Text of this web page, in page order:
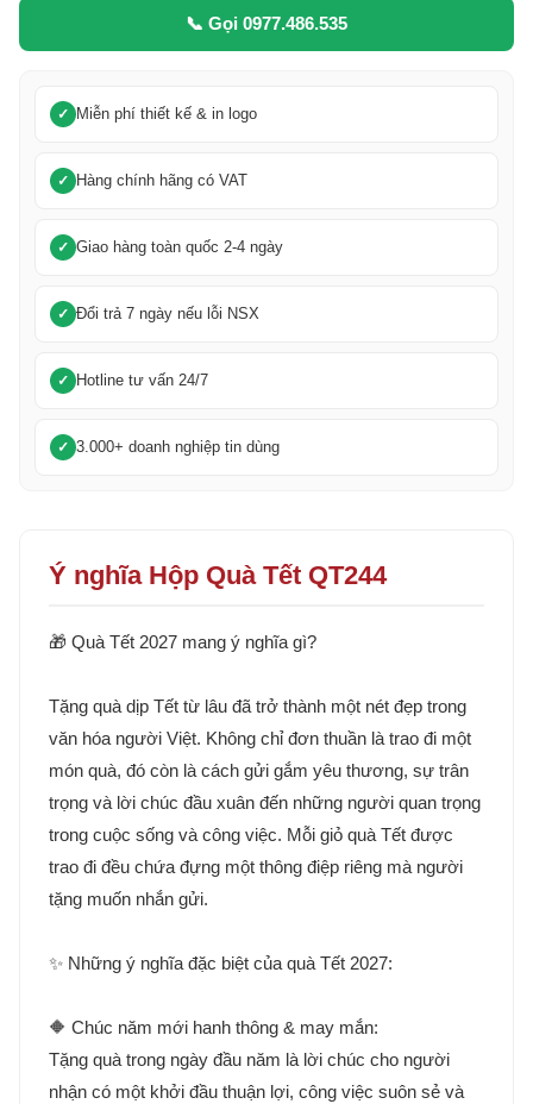
📞 Gọi 0977.486.535
Miễn phí thiết kế & in logo
Hàng chính hãng có VAT
Giao hàng toàn quốc 2-4 ngày
Đổi trả 7 ngày nếu lỗi NSX
Hotline tư vấn 24/7
3.000+ doanh nghiệp tin dùng
Ý nghĩa Hộp Quà Tết QT244
🎁 Quà Tết 2027 mang ý nghĩa gì?
Tặng quà dịp Tết từ lâu đã trở thành một nét đẹp trong
văn hóa người Việt. Không chỉ đơn thuần là trao đi một
món quà, đó còn là cách gửi gắm yêu thương, sự trân
trọng và lời chúc đầu xuân đến những người quan trọng
trong cuộc sống và công việc. Mỗi giỏ quà Tết được
trao đi đều chứa đựng một thông điệp riêng mà người
tặng muốn nhắn gửi.
✨ Những ý nghĩa đặc biệt của quà Tết 2027:
🔶 Chúc năm mới hanh thông & may mắn:
Tặng quà trong ngày đầu năm là lời chúc cho người
nhận có một khởi đầu thuận lợi, công việc suôn sẻ và